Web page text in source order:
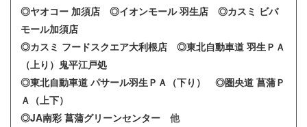
◎ヤオコー 加須店
◎イオンモール 羽生店
◎カスミ ビバ
モール加須店
◎カスミ フードスクエア大利根店
◎東北自動車道 羽生ＰＡ
（上り）鬼平江戸処
◎東北自動車道 パサール羽生ＰＡ（下り）
◎圏央道 菖蒲Ｐ
Ａ（上下）
◎JA南彩 菖蒲グリーンセンター 他